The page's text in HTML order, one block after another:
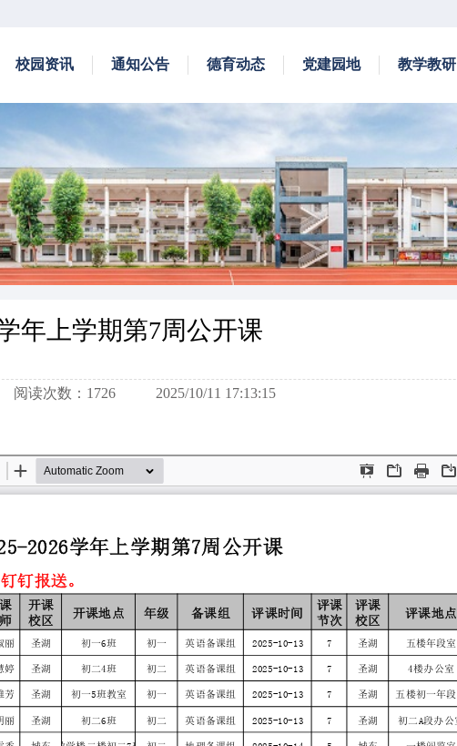
校园资讯 通知公告 德育动态 党建园地 教学教研
年上学期第7周公开课
阅读次数：1726 2025/10/11 17:13:15